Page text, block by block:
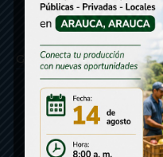
Gobernación de Arauca